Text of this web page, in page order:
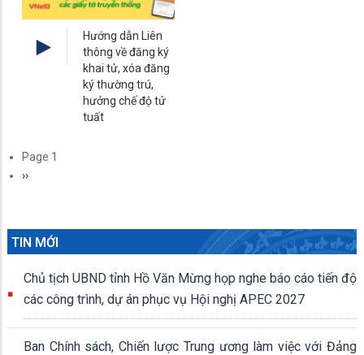
Hướng dẫn Liên
thông về đăng ký
khai tử, xóa đăng
ký thường trú,
hưởng chế độ tử
tuất
Pagination
Page 1
Next
››
TIN MỚI
Chủ tịch UBND tỉnh Hồ Văn Mừng họp nghe báo cáo tiến độ
các công trình, dự án phục vụ Hội nghị APEC 2027
Ban Chính sách, Chiến lược Trung ương làm việc với Đảng